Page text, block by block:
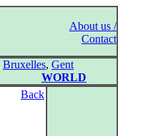
About us /
Contact
Bruxelles, Gent
WORLD
Back